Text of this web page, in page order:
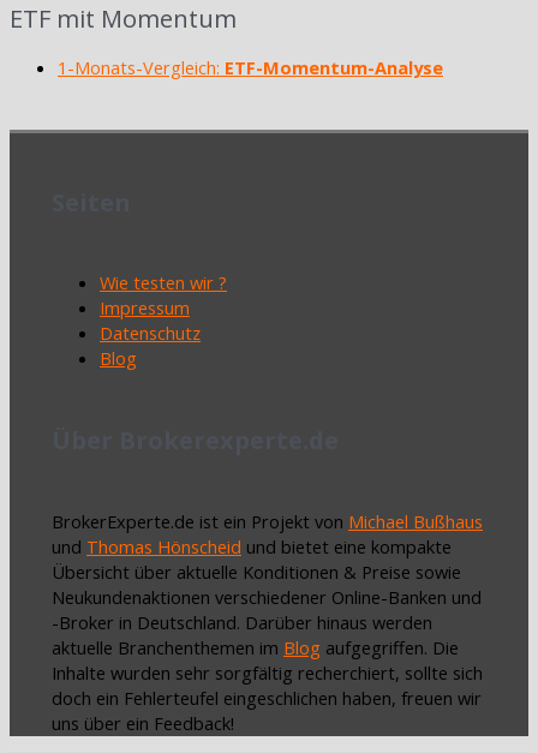
ETF mit Momentum
1-Monats-Vergleich: ETF-Momentum-Analyse
Wie testen wir ?
Impressum
Datenschutz
Blog
BrokerExperte.de ist ein Projekt von Michael Bußhaus
und Thomas Hönscheid und bietet eine kompakte
Übersicht über aktuelle Konditionen & Preise sowie
Neukundenaktionen verschiedener Online-Banken und
-Broker in Deutschland. Darüber hinaus werden
aktuelle Branchenthemen im Blog aufgegriffen. Die
Inhalte wurden sehr sorgfältig recherchiert, sollte sich
doch ein Fehlerteufel eingeschlichen haben, freuen wir
uns über ein Feedback!